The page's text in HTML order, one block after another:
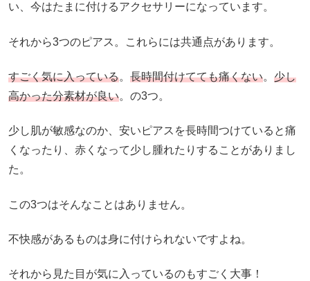
い、今はたまに付けるアクセサリーになっています。
それから3つのピアス。これらには共通点があります。
すごく気に入っている。 長時間付けてても痛くない。 少し
高かった分素材が良い。の3つ。
少し肌が敏感なのか、安いピアスを長時間つけていると痛
くなったり、赤くなって少し腫れたりすることがありまし
た。
この3つはそんなことはありません。
不快感があるものは身に付けられないですよね。
それから見た目が気に入っているのもすごく大事！